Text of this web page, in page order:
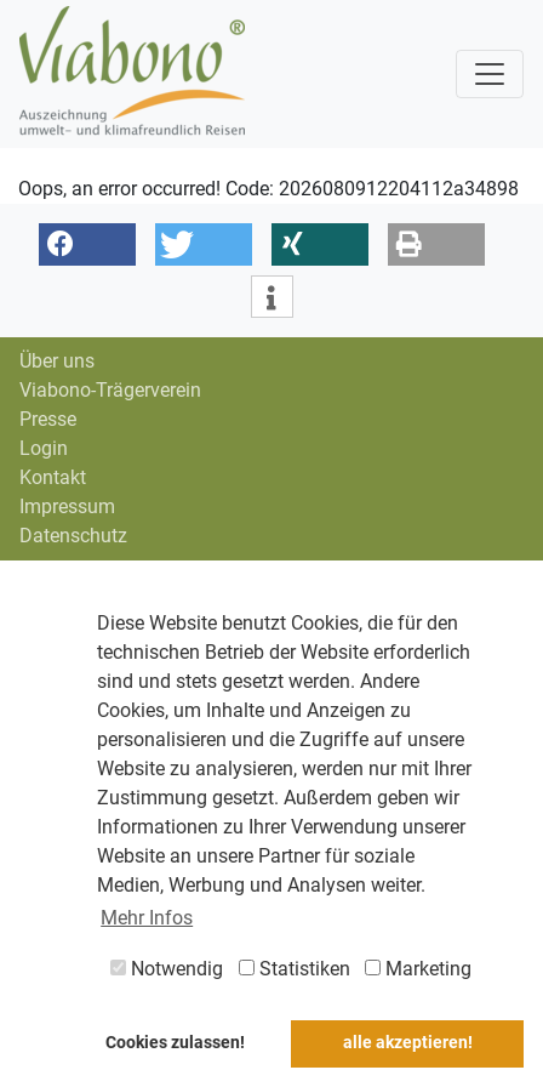
Diese Website benutzt Cookies, die für den
technischen Betrieb der Website erforderlich
sind und stets gesetzt werden. Andere
Cookies, um Inhalte und Anzeigen zu
personalisieren und die Zugriffe auf unsere
Website zu analysieren, werden nur mit Ihrer
Zustimmung gesetzt. Außerdem geben wir
Informationen zu Ihrer Verwendung unserer
Website an unsere Partner für soziale
Medien, Werbung und Analysen weiter.
Mehr Infos
Notwendig Statistiken Marketing
Cookies zulassen! alle akzeptieren!
Oops, an error occurred! Code: 2026080912204112a34898
Über uns
Viabono-Trägerverein
Presse
Login
Kontakt
Impressum
Datenschutz